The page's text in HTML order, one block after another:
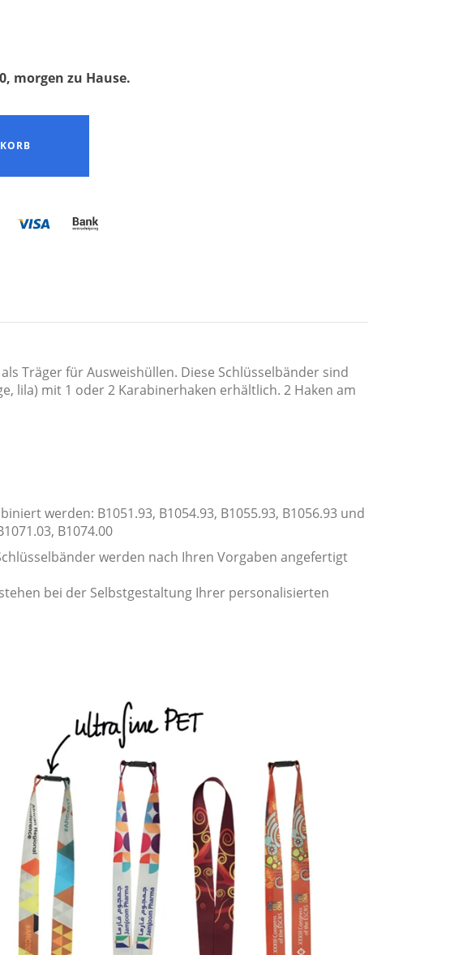
morgen zu Hause.
Träger für Ausweishüllen. Diese Schlüsselbänder sind
lila) mit 1 oder 2 Karabinerhaken erhältlich. 2 Haken am
werden: B1051.93, B1054.93, B1055.93, B1056.93 und
B1074.00
werden nach Ihren Vorgaben angefertigt
bei der Selbstgestaltung Ihrer personalisierten